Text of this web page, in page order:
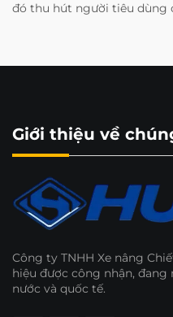
đó thu hút người tiêu dùng
Giới thiệu về
Công ty TNHH Xe nâng
hiệu được công nhận,
nước và quốc tế.